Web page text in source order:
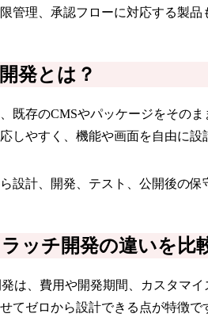
管理、承認フローに対応する製
発とは？
既存のCMSやパッケージをその
しやすく、機能や画面を自由に設
設計、開発、テスト、公開後の
ッチ開発の違いを比
は、費用や開発期間、カスタマ
てゼロから設計できる点が特徴